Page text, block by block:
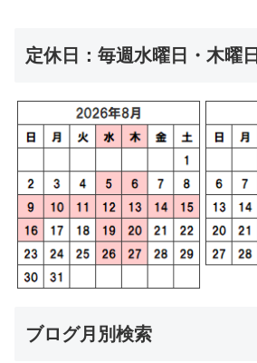
定休日：毎週水曜日・木曜日
ブログ月別検索